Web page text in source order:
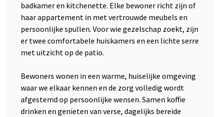
badkamer en kitchenette. Elke bewoner richt zijn of
haar appartement in met vertrouwde meubels en
persoonlijke spullen. Voor wie gezelschap zoekt, zijn
er twee comfortabele huiskamers en een lichte serre
met uitzicht op de patio.
Bewoners wonen in een warme, huiselijke omgeving
waar we elkaar kennen en de zorg volledig wordt
afgestemd op persoonlijke wensen. Samen koffie
drinken en genieten van verse, dagelijks bereide